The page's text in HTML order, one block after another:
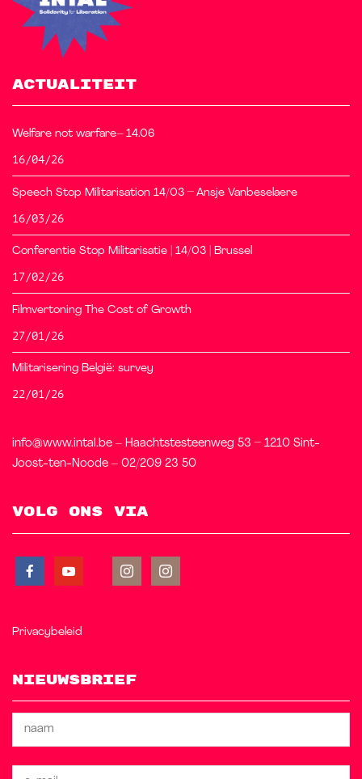
ACTUALITEIT
Welfare not warfare– 14.06
16/04/26
Speech Stop Militarisation 14/03 – Ansje Vanbeselaere
16/03/26
Conferentie Stop Militarisatie | 14/03 | Brussel
17/02/26
Filmvertoning The Cost of Growth
27/01/26
Militarisering België: survey
22/01/26
info@www.intal.be – Haachtstesteenweg 53 – 1210 Sint-
Joost-ten-Noode – 02/209 23 50
Volg ons via
Privacybeleid
Nieuwsbrief